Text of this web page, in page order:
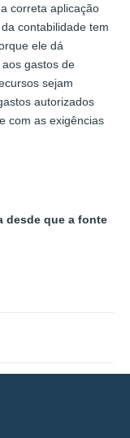
correta aplicação
contabilidade tem
ele dá
gastos de
sejam
autorizados
com as exigências
desde que a fonte